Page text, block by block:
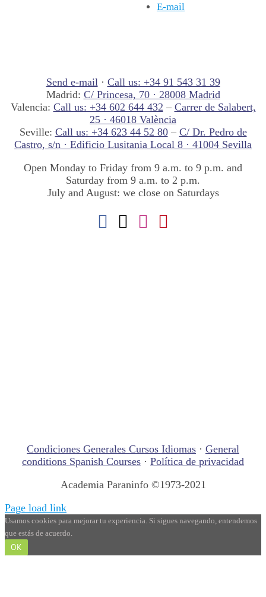
E-mail
Send e-mail· Call us: +34 91 543 31 39
Madrid: C/ Princesa, 70 · 28008 Madrid
Valencia: Call us: +34 602 644 432 – Carrer de Salabert,
25 · 46018 València
Seville: Call us: +34 623 44 52 80– C/ Dr. Pedro de
Castro, s/n · Edificio Lusitania Local 8 · 41004 Sevilla
Open Monday to Friday from 9 a.m. to 9 p.m. and
Saturday from 9 a.m. to 2 p.m.
July and August: we close on Saturdays
Condiciones Generales Cursos Idiomas · General
conditions Spanish Courses · Política de privacidad
Academia Paraninfo ©1973-2021
Page load link
Usamos cookies para mejorar tu experiencia. Si sigues navegando, entendemos
que estás de acuerdo.
OK